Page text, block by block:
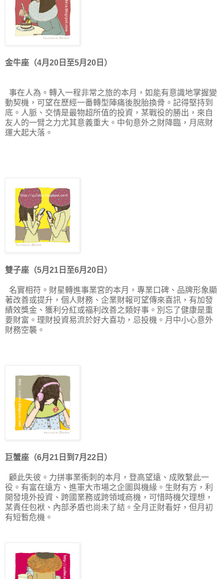
金牛座（4月20日至5月20日）
事在人為。轉入一程非常之旅的本月，如能有意識地掌握變
動契機，可望在歷經一番轉型陣痛後脫胎換骨。記得堅持到
底。人脈、交情是最物超所值的投資，某戰役的勝出，來自
友人的一臂之力尤其意義重大。中旬意外之財降臨，月底財
運大起大落。
雙子座（5月21日至6月20日）
名實相符。財星轉進事業宮的本月，專業口碑、品牌形象顯
著改善或提升，個人財務、企業財報可望傳來喜訊，有加發
績效獎金、獲利分紅或福利改善之類好事。別忘了健康是重
要財富。理財投資易流於好大喜功，忌投機。月中小心意外
財務空襲。
巨蟹座（6月21日到7月22日）
顧此失彼。力拼事業衝刺的本月，登高望遠、成敗繫此一
役。有富在遠方、進軍大市場之企圖與機緣。生財有方，利
開發境外投資、跨國業務或跨領域商機，可惜時機欠理想，
某責任包袱、內部矛盾也尚未了結。全月正財看好，但月初
有短暫危機。